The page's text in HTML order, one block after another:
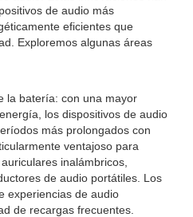
de audio más
eficientes que
Exploremos algunas áreas
la batería: con una mayor
los dispositivos de audio
más prolongados con
ventajoso para
inalámbricos,
de audio portátiles. Los
experiencias de audio
de recargas frecuentes.